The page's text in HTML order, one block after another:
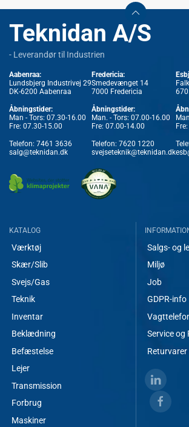
Teknidan A/S
- Leverandør til Industrien
Aabenraa:
Lundsbjerg Industrivej 29
DK-6200 Aabenraa
Åbningstider:
Man - Tors: 07.30-16.00
Fre: 07.30-15.00
Telefon: 7461 3636
salg@teknidan.dk
Fredericia:
Smedevænget 14
7000 Fredericia
Åbningstider:
Man. - Tors: 07.00-16.00
Fre: 07.00-14.00
Telefon: 7620 1220
svejseteknik@teknidan.dk
KATALOG
Værktøj
Skær/Slib
Svejs/Gas
Teknik
Inventar
Beklædning
Befæstelse
Lejer
Transmission
Forbrug
Maskiner
Salgs- og
Miljø
Job
GDPR-info
Service og
Returvarer